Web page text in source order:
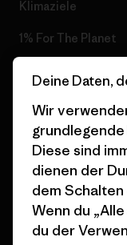
Klimaziele
1% For The Planet
Stores in deiner
Nähe
Deine Daten,
Wir
Diese sind
dienen der
dem
Wenn du
du der